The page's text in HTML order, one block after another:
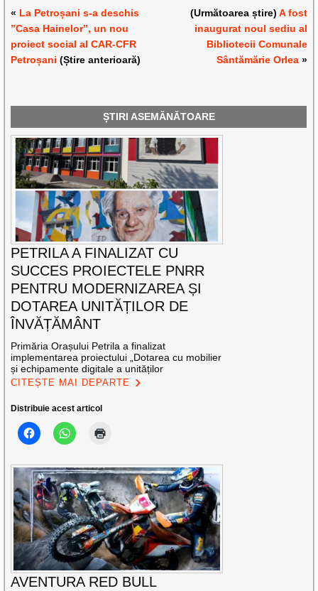
« La Petroșani s-a deschis
”Casa Hainelor”, un nou
proiect social al CAR-CFR
Petroșani (Știre anterioară)
(Următoarea știre) A fost
inaugurat noul sediu al
Bibliotecii Comunale
Sântămărie Orlea»
ȘTIRI ASEMĂNĂTOARE
PETRILA A FINALIZAT CU
SUCCES PROIECTELE PNRR
PENTRU MODERNIZAREA ȘI
DOTAREA UNITĂȚILOR DE
ÎNVĂȚĂMÂNT
Primăria Orașului Petrila a finalizat
implementarea proiectului „Dotarea cu mobilier
și echipamente digitale a unităților
CITEȘTE MAI DEPARTE
Distribuie acest articol
AVENTURA RED BULL